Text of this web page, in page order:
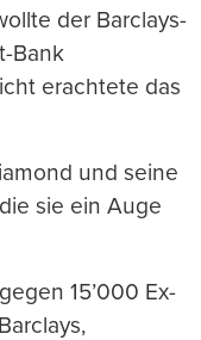
der Barclays-
Bank
erachtete das
und seine
sie ein Auge
15’000 Ex-